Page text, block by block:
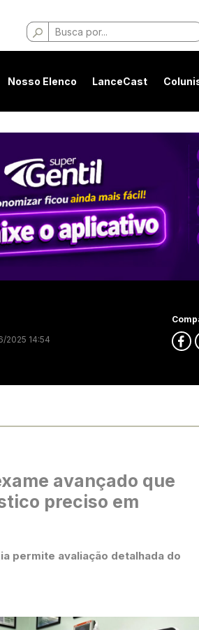
Buscar
por:
Nosso Elenco LanceCast
2025 14:54
avançado que
preciso em
permite avaliação detalhada do